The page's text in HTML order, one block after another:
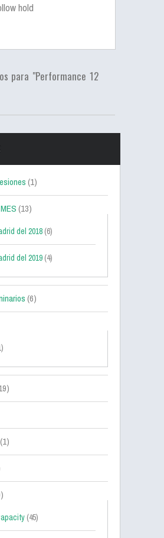
hold
para "Performance 12
(1)
(13)
del 2018 (6)
del 2019 (4)
(6)
(1)
(45)